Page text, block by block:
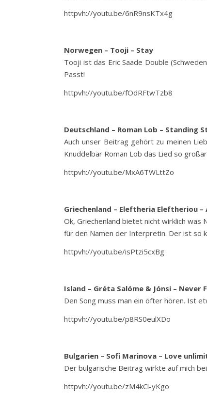
httpvh://youtu.be/6nR9nsKTx4g
Norwegen – Tooji – Stay
Tooji ist das Eric Saade Double
Passt!
httpvh://youtu.be/fOdRFtwTzb8
Deutschland – Roman Lob – Standing
Auch unser Beitrag gehört zu meinen
Knuddelbär Roman Lob das Lied so
httpvh://youtu.be/MxA6TWLttZo
Griechenland – Eleftheria Eleftheriou –
Ok, Griechenland bietet nicht wirklich was
für den Namen der Interpretin. Der ist so
httpvh://youtu.be/isPtzi5cxBg
Island – Gréta Salóme & Jónsi – Never
Den Song muss man ein öfter hören. Ist
httpvh://youtu.be/p8RS0eulXDo
Bulgarien – Sofi Marinova – Love
Der bulgarische Beitrag wirkte auf mich
httpvh://youtu.be/zM4kCl-yKgo